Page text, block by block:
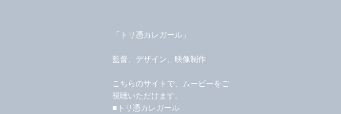
「トリ憑カレガール」
監督、デザイン、映像制作
​​​​こちらのサイトで、ムービーをご
視聴いただけます。
​■トリ憑カレガール